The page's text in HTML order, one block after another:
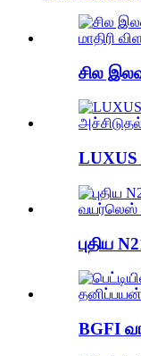
சில
LUXUS
புதிய
BGFI